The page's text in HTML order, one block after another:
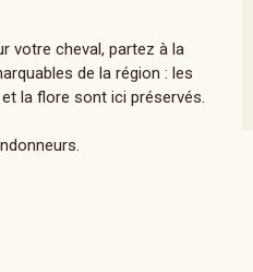
votre cheval, partez à la
de la région : les
et la flore sont ici préservés.